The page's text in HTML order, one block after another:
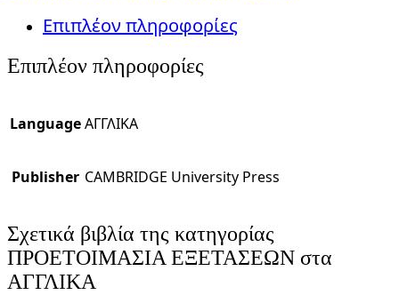
Επιπλέον πληροφορίες
Επιπλέον πληροφορίες
LanguageΑΓΓΛΙΚΑ
Publisher CAMBRIDGE University Press
Σχετικά βιβλία της κατηγορίας
ΠΡΟΕΤΟΙΜΑΣΙΑ ΕΞΕΤΑΣΕΩΝ στα
ΑΓΓΛΙΚΑ